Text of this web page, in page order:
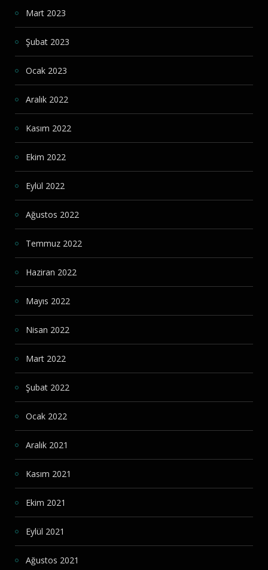
Mart 2023
Şubat 2023
Ocak 2023
Aralık 2022
Kasım 2022
Ekim 2022
Eylül 2022
Ağustos 2022
Temmuz 2022
Haziran 2022
Mayıs 2022
Nisan 2022
Mart 2022
Şubat 2022
Ocak 2022
Aralık 2021
Kasım 2021
Ekim 2021
Eylül 2021
Ağustos 2021